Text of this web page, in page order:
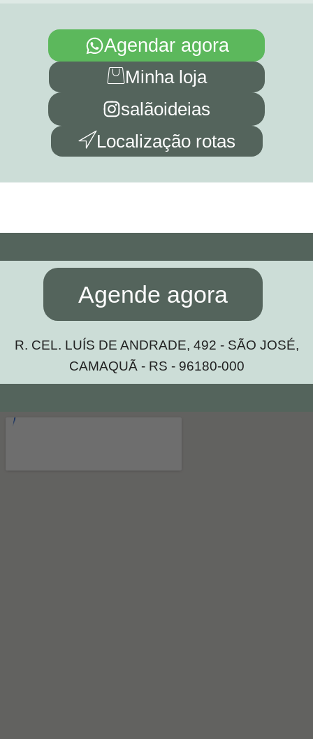
Agendar agora
Minha loja
salãoideias
Localização rotas
Agende agora
R. CEL. LUÍS DE ANDRADE, 492 - SÃO JOSÉ,
CAMAQUÃ - RS - 96180-000